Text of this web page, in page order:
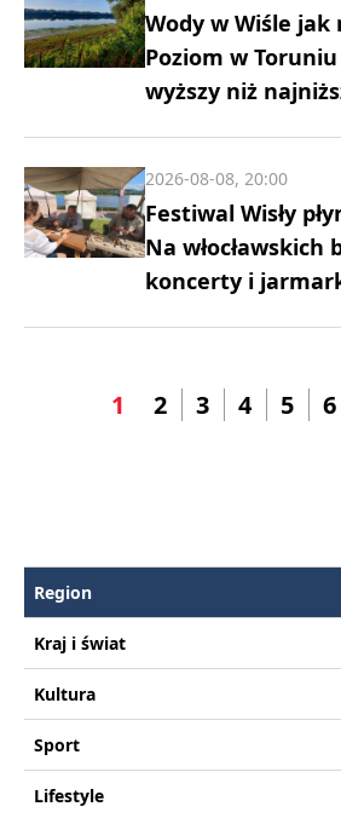
Wody w Wiśle
Poziom w
wyższy niż
Festiwal Wisły
Na włocławskich
koncerty i
2026-08-08, 20:00
1 2 3 4 5 6
Region
Kraj i świat
Kultura
Sport
Lifestyle